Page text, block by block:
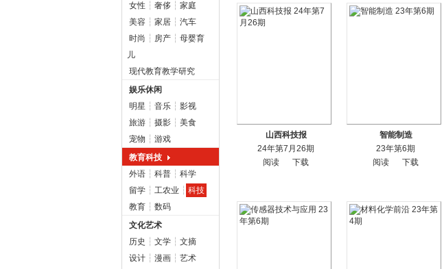
女性 ┆ 奢侈 ┆ 家庭
美容 ┆ 家居 ┆ 汽车
时尚 ┆ 房产 ┆ 母婴育
儿
现代教育教学研究
娱乐休闲
明星 ┆ 音乐 ┆ 影视
旅游 ┆ 摄影 ┆ 美食
宠物 ┆ 游戏
教育科技
外语 ┆ 科普 ┆ 科学
留学 ┆ 工农业 ┆ 科技
教育 ┆ 数码
文化艺术
历史 ┆ 文学 ┆ 文摘
设计 ┆ 漫画 ┆ 艺术
山西科技报
24年第7月26期
阅读
下载
智能制造
23年第6期
阅读
下载